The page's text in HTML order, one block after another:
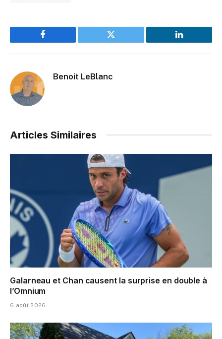
Facebook Twitter LinkedIn
Benoit LeBlanc
Articles Similaires
Galarneau et Chan causent la surprise en double à
l’Omnium
6 août 2026